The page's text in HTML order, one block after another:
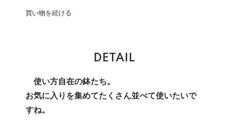
買い物を続ける
DETAIL
使い方自在の鉢たち。
お気に入りを集めてたくさん並べて使いたいで
すね。